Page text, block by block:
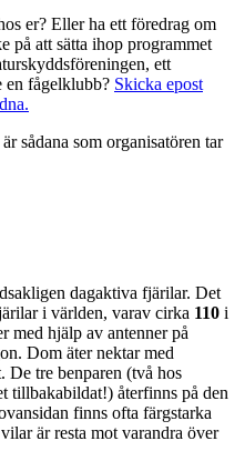
er? Eller ha ett föredrag om
på att sätta ihop programmet
ett
en fågelklubb? Skicka epost
är sådana som organisatören tar
dagaktiva fjärilar. Det
i världen, varav cirka 110 i
med hjälp av antenner på
Dom äter nektar med
De tre benparen (två hos
tillbakabildat!) återfinns på den
finns ofta färgstarka
är resta mot varandra över